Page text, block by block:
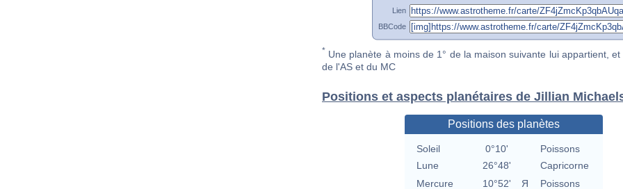
Lien
BBCode
* Une planète à moins de 1° de la maison suivante lui appartient, et
de l'AS et du MC
Positions et aspects planétaires de Jillian
Positions des planètes
Soleil 0°10'
Poissons
Lune
26°48'
Capricorne
Mercure
10°52' Я
Poissons